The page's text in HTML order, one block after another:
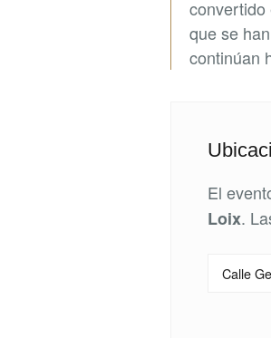
convertido
que se
continúan
El
Loix.
Calle